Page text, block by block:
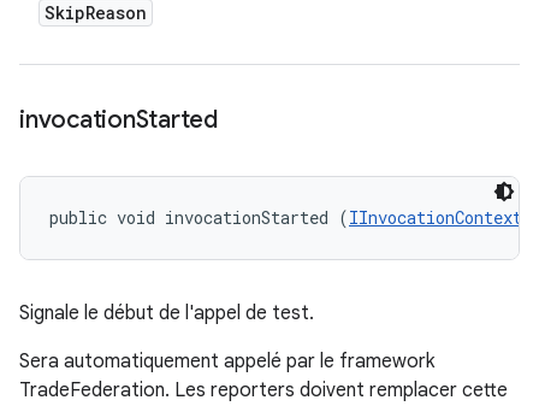
SkipReason
invocationStarted
public void invocationStarted (IInvocationContext
Signale le début de l'appel de test.
Sera automatiquement appelé par le framework
TradeFederation. Les reporters doivent remplacer cette